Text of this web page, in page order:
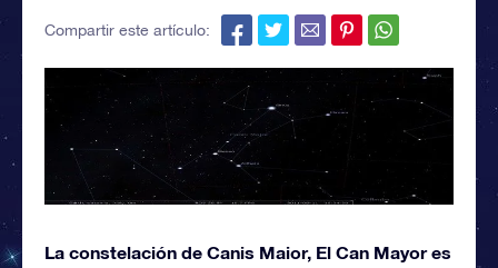
Compartir este artículo:
La constelación de Canis Maior, El Can Mayor es